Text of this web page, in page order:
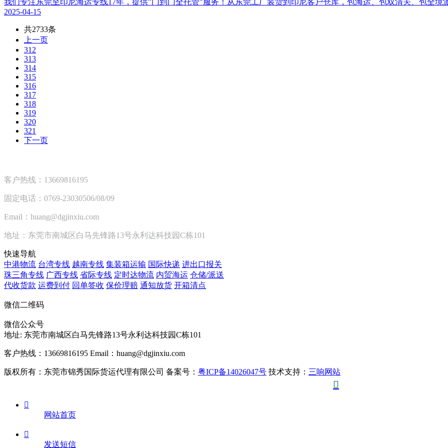
2025-04-15
共2733条
上一页
312
313
314
315
316
317
318
319
320
321
下一页
客户热线：13669816195
固定电话：0769-23030506/08/09
Email：huang@dgjinxiu.com
地址：东莞市南城区白马先锋路13号永利达科技园C栋101
快速导航
中港物流 台湾专线 越南专线 集装箱运输 国际快递 进出口报关
珠三角专线 广西专线 省际专线 定时达物流 内贸海运 仓储/派送
代收货款 运费到付 回单签收 保价理赔 通知放货 开箱清点
微信二维码
微信公众号
地址: 东莞市南城区白马先锋路13号永利达科技园C栋101
客户热线：13669816195 Email：huang@dgjinxiu.com
版权所有：东莞市锦秀国际货运代理有限公司 备案号： 粤ICP备14026047号 技术支持： 三响网站


网站首页

发送短信